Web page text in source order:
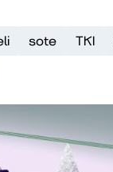
sote TKI